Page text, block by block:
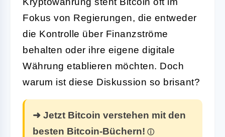
Fokus von Regierungen, die entweder
die Kontrolle über Finanzströme
behalten oder ihre eigene digitale
Währung etablieren möchten. Doch
warum ist diese Diskussion so brisant?
➜ Jetzt Bitcoin verstehen mit den
besten Bitcoin-Büchern!